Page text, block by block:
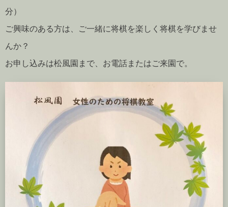
分）
ご興味のある方は、ご一緒に将棋を楽しく将棋を学びませ
んか？
お申し込みは松風園まで、お電話またはご来園で。